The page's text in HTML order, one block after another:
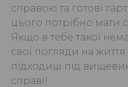
справою та готові
цього потрібно мати
Якщо в тебе такої
свої погляди на
підходиш під
справі!